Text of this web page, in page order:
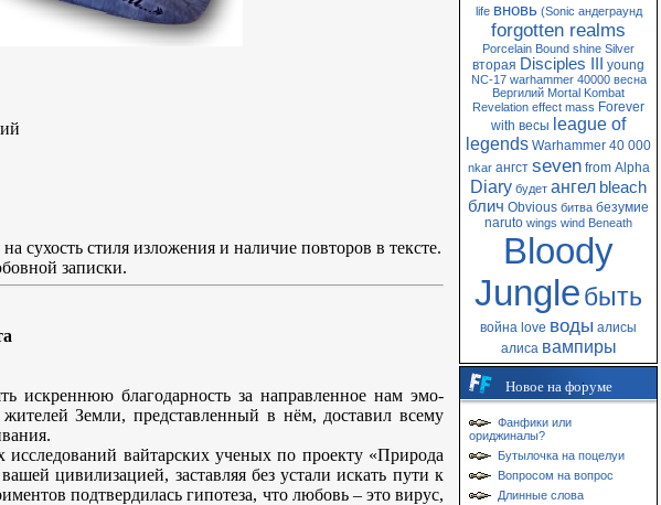
сухость стиля изложения и наличие повторов в тексте.
записки.
искреннюю благодарность за направленное нам эмо-
Земли, представленный в нём, доставил всему
вайтарских ученых по проекту «Природа
цивилизацией, заставляя без устали искать пути к
подтвердилась гипотеза, что любовь – это вирус,
life вновь (Sonic андеграунд
forgotten realms
Porcelain Bound shine Silver
вторая Disciples III young
NC-17 warhammer 40000 весна
Вергилий Mortal Kombat
Revelation effect mass Forever
with весы league of
legends Warhammer 40 000
nkar ангст seven from Alpha
Diary будет ангел bleach
блич Obvious битва безумие
naruto wings wind Beneath
Bloody
Jungleбыть
война love воды алисы
алиса вампиры
Новое на форуме
Фанфики или
ориджиналы?
Бутылочка на поцелуи
Вопросом на вопрос
Длинные слова